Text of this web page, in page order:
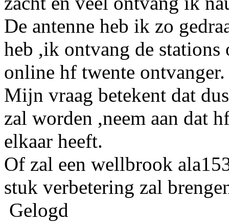
De antenne heb ik zo
heb ,ik ontvang de stations
online hf twente ontvanger.
Mijn vraag betekent dat
zal worden ,neem aan dat
elkaar heeft.
Of zal een wellbrook
stuk verbetering zal
Gelogd